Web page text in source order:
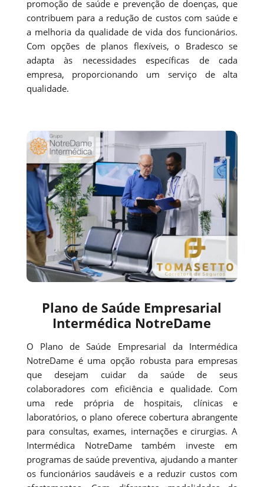
promoção de saúde e prevenção de doenças, que
contribuem para a redução de custos com saúde e
a melhoria da qualidade de vida dos funcionários.
Com opções de planos flexíveis, o Bradesco se
adapta às necessidades específicas de cada
empresa, proporcionando um serviço de alta
qualidade.
Plano de Saúde Empresarial
Intermédica NotreDame
O Plano de Saúde Empresarial da Intermédica
NotreDame é uma opção robusta para empresas
que desejam cuidar da saúde de seus
colaboradores com eficiência e qualidade. Com
uma rede própria de hospitais, clínicas e
laboratórios, o plano oferece cobertura abrangente
para consultas, exames, internações e cirurgias. A
Intermédica NotreDame também investe em
programas de saúde preventiva, ajudando a manter
os funcionários saudáveis e a reduzir custos com